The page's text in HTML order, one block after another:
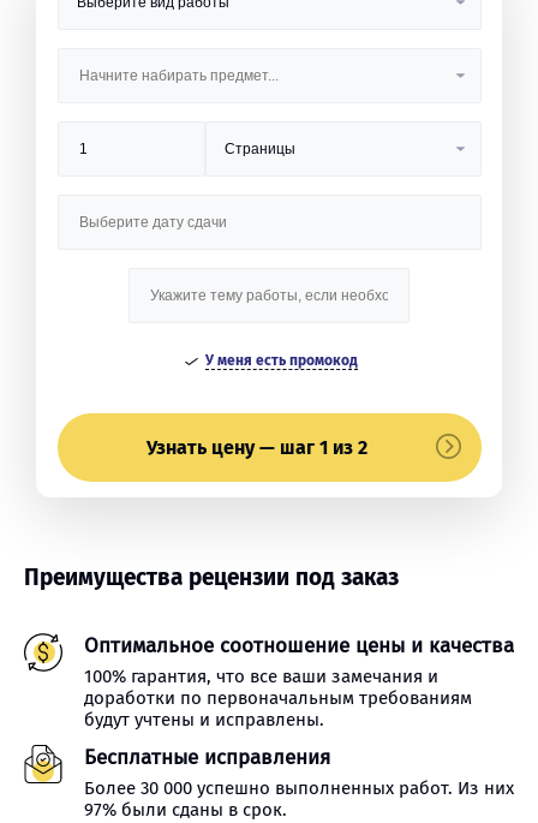
У меня есть промокод
Узнать цену — шаг 1 из 2
Преимущества рецензии под заказ
Оптимальное соотношение цены и качества
100% гарантия, что все ваши замечания и
доработки по первоначальным требованиям
будут учтены и исправлены.
Бесплатные исправления
Более 30 000 успешно выполненных работ. Из них
97% были сданы в срок.